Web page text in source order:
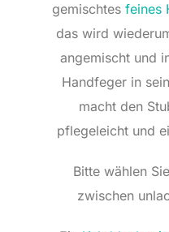
gemischtes feines
das wird
angemischt und
Handfeger in
macht den
pflegeleicht und
Bitte wählen
zwischen